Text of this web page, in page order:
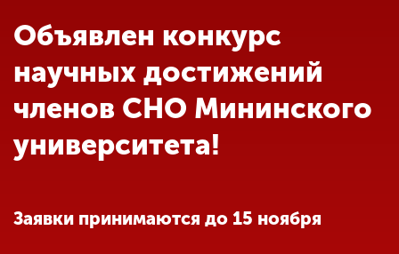
Абитуриенту
Обучение
Объявлен конкурс
научных достижений
членов СНО Мининского
университета!
Заявки принимаются до 15 ноября